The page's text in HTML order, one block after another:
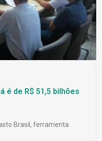
é de R$ 51,5 bilhões
Brasil, ferramenta